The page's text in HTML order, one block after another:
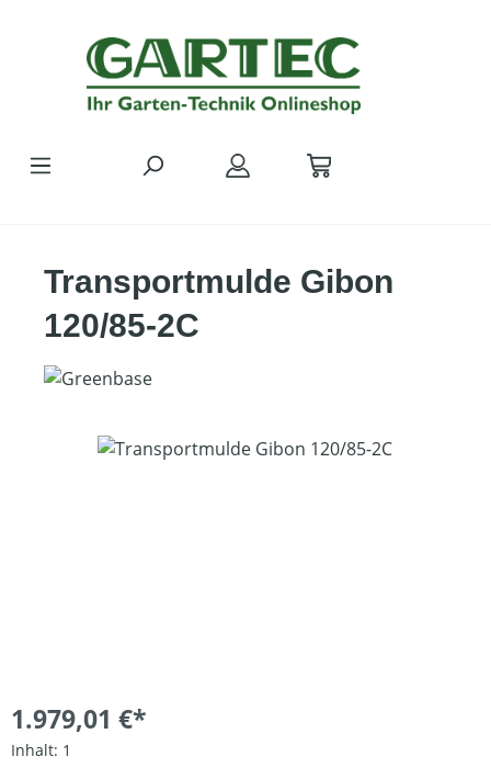
Transportmulde Gibon
120/85-2C
Bildergalerie überspringen
1.979,01 €*
Inhalt: 1